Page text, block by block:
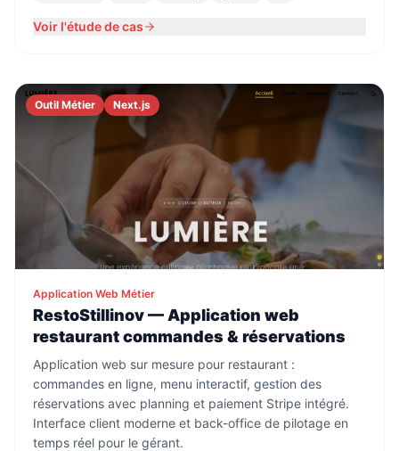
Voir l'étude de cas
Outil Métier Next.js
Application Web Métier
RestoStillinov — Application web
restaurant commandes & réservations
Application web sur mesure pour restaurant :
commandes en ligne, menu interactif, gestion des
réservations avec planning et paiement Stripe intégré.
Interface client moderne et back-office de pilotage en
temps réel pour le gérant.